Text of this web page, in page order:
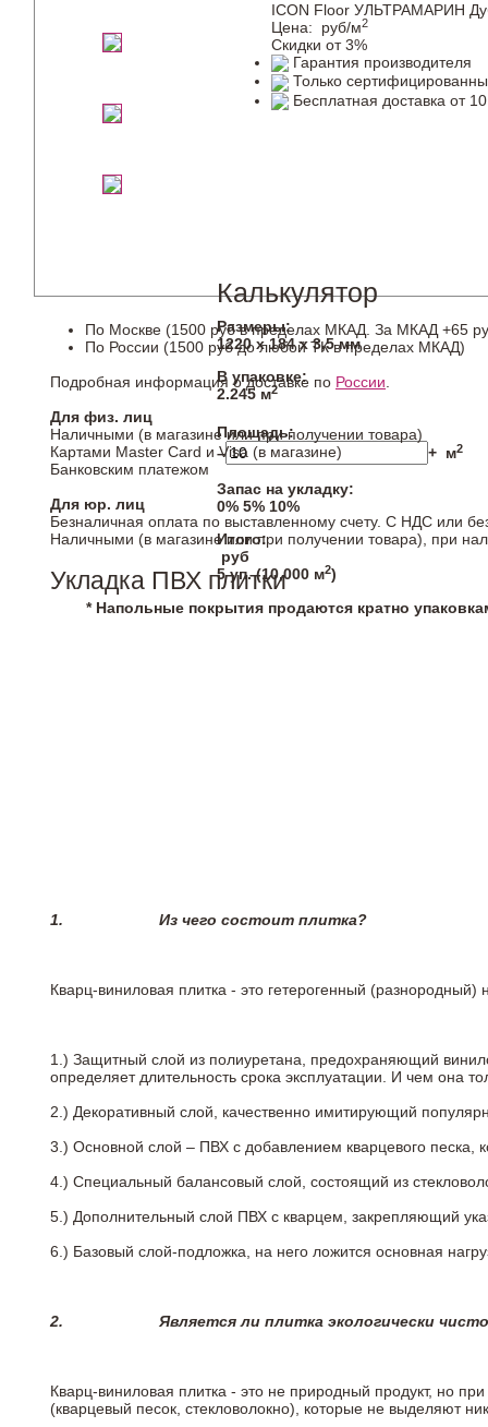
ICON Floor УЛЬТРАМАРИН
Цена:
руб/м2
Скидки от 3%
Гарантия производителя
Только
Бесплатная доставка от
Калькулятор
Размеры:
1220 х 184 х 3,5 мм
В упаковке:
2.245 м2
Площадь:
–
+ м2
Запас на укладку:
0% 5% 10%
Итого:
руб
5уп. (10,000 м2)
* Напольные покрытия продаются кратно
По Москве (1500 руб в пределах МКАД. За МКАД +65
По России (1500 руб до любой ТК в пределах МКАД)
Подробная информация о доставке по России.
Для физ. лиц
Наличными (в магазине или при получении товара)
Картами Master Card и Visa (в магазине)
Банковским платежом
Для юр. лиц
Безналичная оплата по выставленному счету. С НДС или
Наличными (в магазине или при получении товара), при
Укладка ПВХ плитки
1. Из чего состоит плитка?
Кварц-виниловая плитка - это гетерогенный
1.) Защитный слой из полиуретана, предохраняющий
определяет длительность срока эксплуатации. И чем она
2.) Декоративный слой, качественно имитирующий
3.) Основной слой – ПВХ с добавлением кварцевого песка,
4.) Специальный балансовый слой, состоящий из
5.) Дополнительный слой ПВХ с кварцем, закрепляющий
6.) Базовый слой-подложка, на него ложится основная
2. Является ли плитка экологически
Кварц-виниловая плитка - это не природный продукт, но
(кварцевый песок, стекловолокно), которые не выделяют